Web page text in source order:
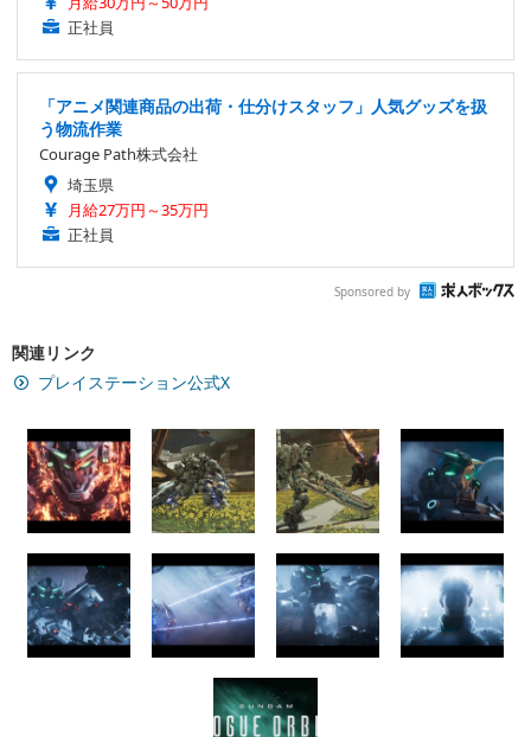
正社員
「アニメ関連商品の出荷・仕分けスタッフ」人気グッズを扱
う物流作業
Courage Path株式会社
埼玉県
月給27万円～35万円
正社員
Sponsored by
関連リンク
プレイステーション公式X